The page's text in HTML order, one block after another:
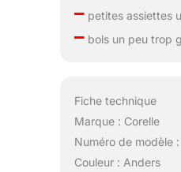
–petites assiettes
–bols un peu trop
Fiche technique
Marque : Corelle
Numéro de modèle
Couleur : Anders